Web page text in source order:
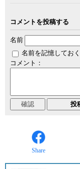
コメントを投稿する
名前
名前を記憶しておく
コメント：
Share